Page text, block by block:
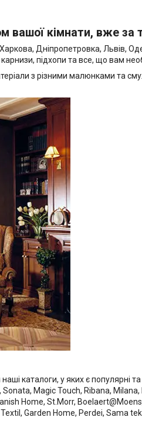
вашої кімнати, вже за
Дніпропетровка, Львів,
підхопи та все, що вам
з різними малюнками та
каталоги, у яких є популярні та
Magic Touch, Ribana, Milana,
Home, St.Morr,
Garden Home, Perdei, Sama